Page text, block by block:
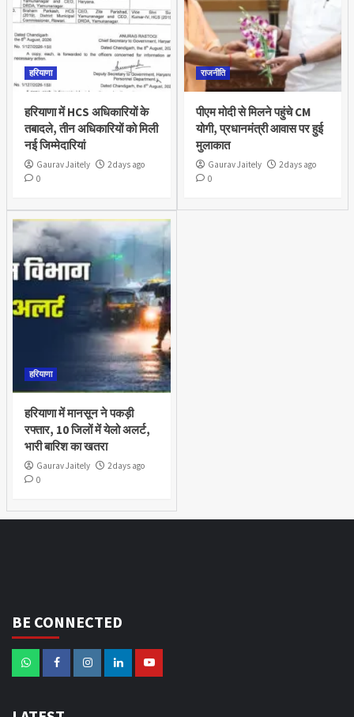
हरियाणा
हरियाणा में HCS अधिकारियों के
तबादले, तीन अधिकारियों को मिली
नई जिम्मेदारियां
Gaurav Jaitely
2 days ago
0
राजनीति
पीएम मोदी से मिलने पहुंचे CM
योगी, प्रधानमंत्री आवास पर हुई
मुलाकात
Gaurav Jaitely
2 days ago
0
हरियाणा
हरियाणा में मानसून ने पकड़ी
रफ्तार, 10 जिलों में येलो अलर्ट,
भारी बारिश का खतरा
Gaurav Jaitely
2 days ago
0
BE CONNECTED